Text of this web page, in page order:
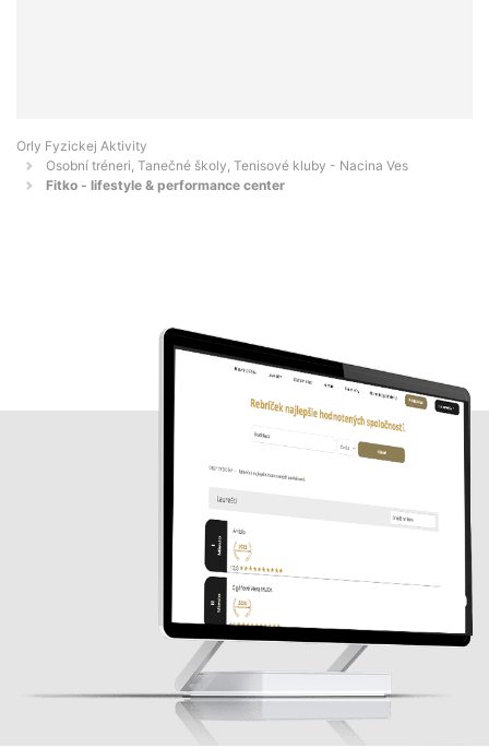
Orly Fyzickej Aktivity
Osobní tréneri, Tanečné školy, Tenisové kluby - Nacina Ves
Fitko - lifestyle & performance center